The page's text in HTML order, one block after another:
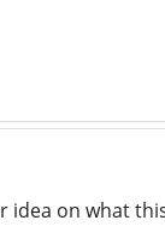
idea on what